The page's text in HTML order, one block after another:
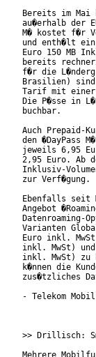
Bereits im Mai
au�erhalb der
M� kostet f�r
und enth�lt ein
Euro 150 MB
bereits
f�r die
Brasilien) sind
Tarif mit einer
Die P�sse in
buchbar.
Auch Prepaid-
den �DayPass
jeweils 6,95
2,95 Euro. Ab
Inklusiv-
zur Verf�gung.
Ebenfalls seit
Angebot
Varianten
Euro inkl.
inkl. MwSt)
inkl. MwSt) zu
k�nnen die
zus�tzliches
- Telekom
>> Drillisch:
Mehrere